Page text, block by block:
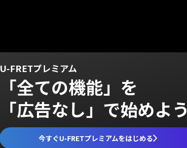
U-FRETプレミアム
「全ての機能」を
「広告なし」で始めよう
今すぐU-FRETプレミアムをはじめる